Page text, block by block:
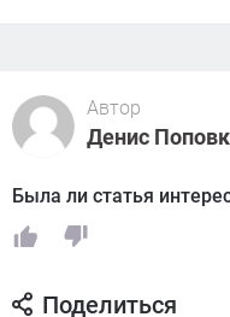
Автор
Денис
Была ли статья
Поделиться